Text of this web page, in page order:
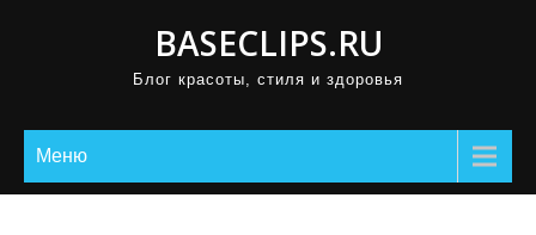
BASECLIPS.RU
Блог красоты, стиля и здоровья
Меню